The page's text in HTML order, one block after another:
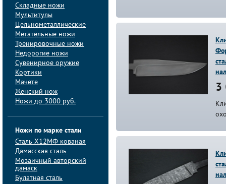
Складные ножи
Мультитулы
Цельнометаллические
Метательные ножи
Тренировочные ножи
Недорогие ножи
Сувенирное оружие
Кортики
Мачете
Женский нож
Ножи до 3000 руб.
Ножи по марке стали
Сталь Х12МФ кованая
Дамасская сталь
Мозаичный авторский
дамаск
Булатная сталь
3